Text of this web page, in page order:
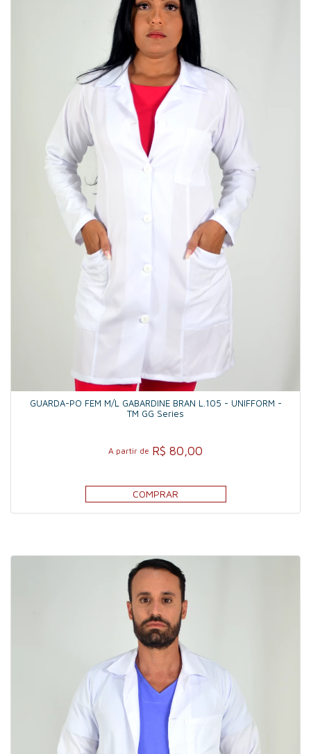
GUARDA-PO FEM M/L GABARDINE BRAN L.105 - UNIFFORM -
TM GG Series
A partir de R$ 80,00
COMPRAR